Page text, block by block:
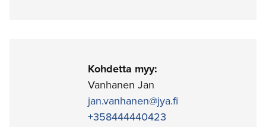
Kohdetta myy:
Vanhanen Jan
jan.vanhanen@jya.fi
+358444440423